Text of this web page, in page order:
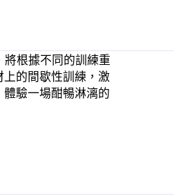
將根據不同的訓練重
的間歇性訓練，激
驗一場酣暢淋漓的